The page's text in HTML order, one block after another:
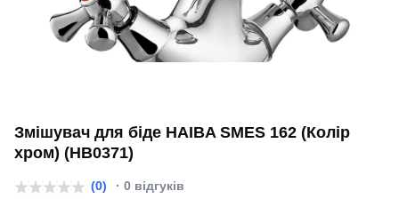
Змішувач для біде HAIBA SMES 162 (Колір
хром) (HB0371)
(0) · 0 відгуків